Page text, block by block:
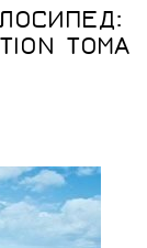
ТОМА